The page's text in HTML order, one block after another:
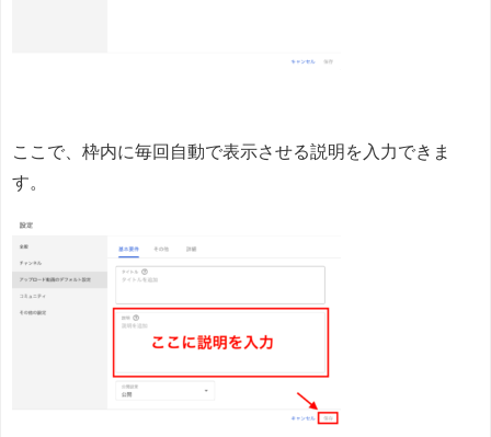
ここで、枠内に毎回自動で表示させる説明を入力できま
す。